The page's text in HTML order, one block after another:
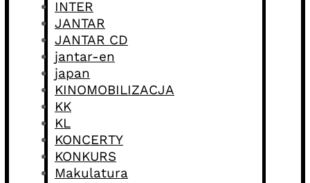
INTER
JANTAR
JANTAR CD
jantar-en
japan
KINOMOBILIZACJA
KK
KL
KONCERTY
KONKURS
Makulatura